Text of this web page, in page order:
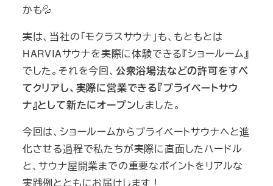
かも💦
実は、当社の「モクラスサウナ」も、もともとは
HARVIAサウナを実際に体験できる『ショールーム』
でした。それを今回、 公衆浴場法などの許可をすべ
てクリアし、実際に営業できる『プライベートサウ
ナ』として新たにオープンしました。
今回は、ショールームからプライベートサウナへと進
化させる過程で私たちが実際に直面したハードル
と、サウナ屋開業までの重要なポイントをリアルな
実践例とともにお届けします！